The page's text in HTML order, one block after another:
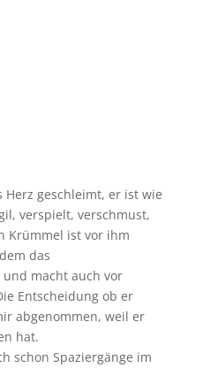
geschleimt, er ist wie
verspielt, verschmust,
Krümmel ist vor ihm
das
macht auch vor
Entscheidung ob er
abgenommen, weil er
hat.
schon Spaziergänge im